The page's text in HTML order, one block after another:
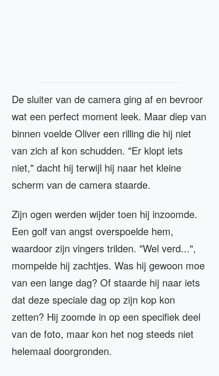
De sluiter van de camera ging af en bevroor
wat een perfect moment leek. Maar diep van
binnen voelde Oliver een rilling die hij niet
van zich af kon schudden. "Er klopt iets
niet," dacht hij terwijl hij naar het kleine
scherm van de camera staarde.
Zijn ogen werden wijder toen hij inzoomde.
Een golf van angst overspoelde hem,
waardoor zijn vingers trilden. "Wel verd...",
mompelde hij zachtjes. Was hij gewoon moe
van een lange dag? Of staarde hij naar iets
dat deze speciale dag op zijn kop kon
zetten? Hij zoomde in op een specifiek deel
van de foto, maar kon het nog steeds niet
helemaal doorgronden.